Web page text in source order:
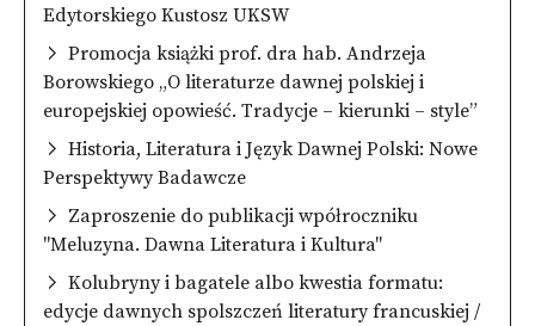
Edytorskiego Kustosz UKSW
Promocja książki prof. dra hab. Andrzeja
Borowskiego „O literaturze dawnej polskiej i
europejskiej opowieść. Tradycje – kierunki – style”
Historia, Literatura i Język Dawnej Polski: Nowe
Perspektywy Badawcze
Zaproszenie do publikacji wpółroczniku
"Meluzyna. Dawna Literatura i Kultura"
Kolubryny i bagatele albo kwestia formatu:
edycje dawnych spolszczeń literatury francuskiej /